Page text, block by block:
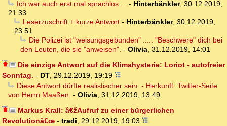
Ich war auch erst mal sprachlos ...
- Hinterbänkler, 30.12.2019,
21:33
Leserzuschrift + kurze Antwort- Hinterbänkler, 30.12.2019,
23:51
Die Polizei ist "weisungsgebunden" ..... "Beschwere" dich bei
den Leuten, die sie "anweisen". - Olivia 31.12.2019, 14:01
Die einzige Antwort auf die Klimahysterie: Loriot - autofreier
Sonntag. - DT 29.12.2019, 19:19
Diese Antwort dürfte realistischer sein. - Herkunft: Twitter-Seite
von Herrn Maaßen. - Olivia 31.12.2019, 13:49
Markus Krall: â€žAufruf zu einer bürgerlichen
Revolutionâ€œ - tradi
29.12.2019, 19:03